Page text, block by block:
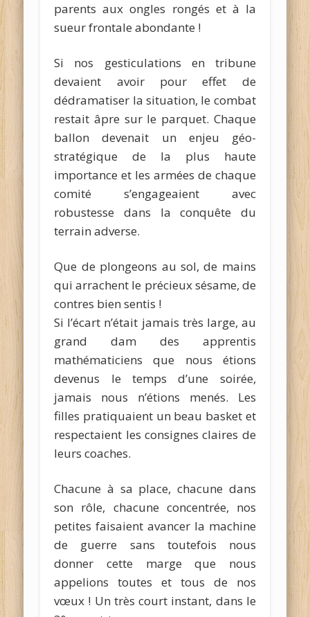
parents aux ongles rongés et à la
sueur frontale abondante !
Si nos gesticulations en tribune
devaient avoir pour effet de
dédramatiser la situation, le combat
restait âpre sur le parquet. Chaque
ballon devenait un enjeu géo-
stratégique de la plus haute
importance et les armées de chaque
comité s’engageaient avec
robustesse dans la conquête du
terrain adverse.
Que de plongeons au sol, de mains
qui arrachent le précieux sésame, de
contres bien sentis !
Si l’écart n’était jamais très large, au
grand dam des apprentis
mathématiciens que nous étions
devenus le temps d’une soirée,
jamais nous n’étions menés. Les
filles pratiquaient un beau basket et
respectaient les consignes claires de
leurs coaches.
Chacune à sa place, chacune dans
son rôle, chacune concentrée, nos
petites faisaient avancer la machine
de guerre sans toutefois nous
donner cette marge que nous
appelions toutes et tous de nos
vœux ! Un très court instant, dans le